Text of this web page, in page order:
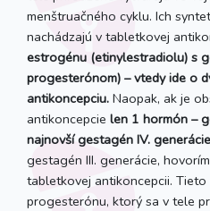
menštruačného cyklu. Ich
nachádzajú v tabletkovej
estrogénu (etinylestradiolu) s
progesterónom) – vtedy ide o
antikoncepciu. Naopak, ak je
antikoncepcie len 1 hormón –
najnovší gestagén IV. generácie
gestagén III. generácie,
tabletkovej antikoncepcii.
progesterónu, ktorý sa v tele